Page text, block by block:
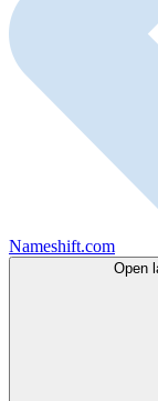
Nameshift.com
Open